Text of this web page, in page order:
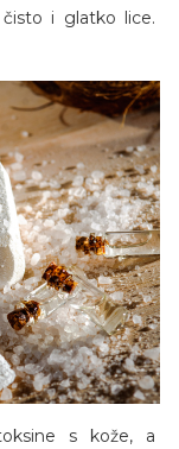
i glatko lice.
s kože, a